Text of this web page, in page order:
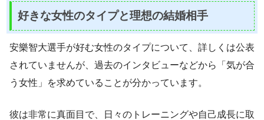
好きな女性のタイプと理想の結婚相手
安樂智大選手が好む女性のタイプについて、詳しくは公表
されていませんが、過去のインタビューなどから「気が合
う女性」を求めていることが分かっています。
彼は非常に真面目で、日々のトレーニングや自己成長に取